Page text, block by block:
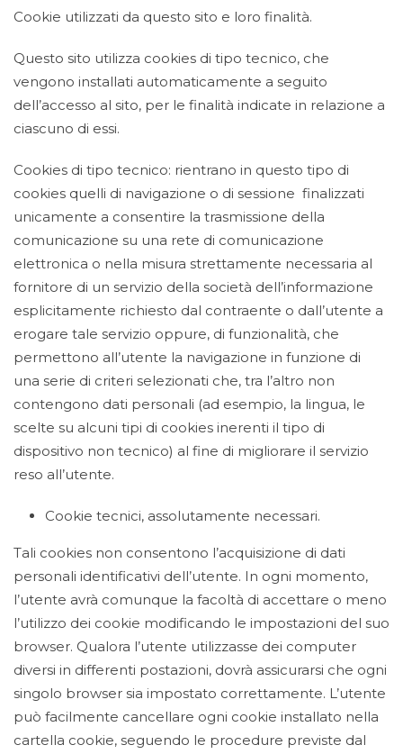
Cookie utilizzati da questo sito e loro finalità.
Questo sito utilizza cookies di tipo tecnico, che
vengono installati automaticamente a seguito
dell’accesso al sito, per le finalità indicate in relazione a
ciascuno di essi.
Cookies di tipo tecnico: rientrano in questo tipo di
cookies quelli di navigazione o di sessione finalizzati
unicamente a consentire la trasmissione della
comunicazione su una rete di comunicazione
elettronica o nella misura strettamente necessaria al
fornitore di un servizio della società dell’informazione
esplicitamente richiesto dal contraente o dall’utente a
erogare tale servizio oppure, di funzionalità, che
permettono all’utente la navigazione in funzione di
una serie di criteri selezionati che, tra l’altro non
contengono dati personali (ad esempio, la lingua, le
scelte su alcuni tipi di cookies inerenti il tipo di
dispositivo non tecnico) al fine di migliorare il servizio
reso all’utente.
Cookie tecnici, assolutamente necessari.
Tali cookies non consentono l’acquisizione di dati
personali identificativi dell’utente. In ogni momento,
l’utente avrà comunque la facoltà di accettare o meno
l’utilizzo dei cookie modificando le impostazioni del suo
browser. Qualora l’utente utilizzasse dei computer
diversi in differenti postazioni, dovrà assicurarsi che ogni
singolo browser sia impostato correttamente. L’utente
può facilmente cancellare ogni cookie installato nella
cartella cookie, seguendo le procedure previste dal